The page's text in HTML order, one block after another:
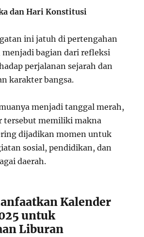
dan Hari Konstitusi
ini jatuh di pertengahan
menjadi bagian dari refleksi
perjalanan sejarah dan
karakter bangsa.
menjadi tanggal merah,
tersebut memiliki makna
dijadikan momen untuk
sosial, pendidikan, dan
daerah.
Kalender
untuk
Liburan